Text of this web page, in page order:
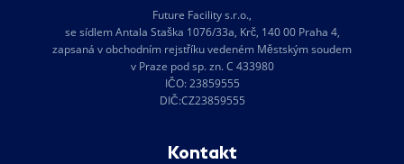
Future Facility s.r.o.,
se sídlem Antala Staška 1076/33a, Krč, 140 00 Praha 4,
zapsaná v obchodním rejstříku vedeném Městským soudem
v Praze pod sp. zn. C 433980
IČO: 23859555
DIČ:CZ23859555
Kontakt